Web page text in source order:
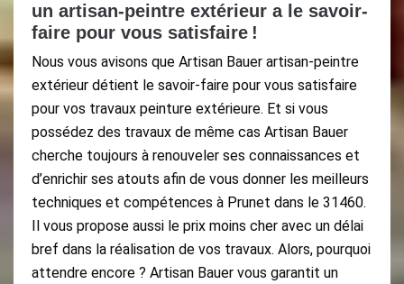
un artisan-peintre extérieur a le savoir-
faire pour vous satisfaire !
Nous vous avisons que Artisan Bauer artisan-peintre
extérieur détient le savoir-faire pour vous satisfaire
pour vos travaux peinture extérieure. Et si vous
possédez des travaux de même cas Artisan Bauer
cherche toujours à renouveler ses connaissances et
d’enrichir ses atouts afin de vous donner les meilleurs
techniques et compétences à Prunet dans le 31460.
Il vous propose aussi le prix moins cher avec un délai
bref dans la réalisation de vos travaux. Alors, pourquoi
attendre encore ? Artisan Bauer vous garantit un